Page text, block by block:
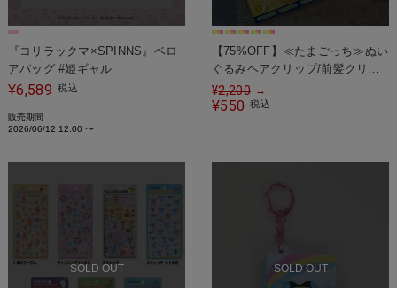
『コリラックマ×SPINNS』ベロ
アバッグ #姫ギャル
¥6,589 税込
販売期間
2026/06/12 12:00 〜
【75%OFF】≪たまごっち≫ぬい
ぐるみヘアクリップ/前髪クリッ
プ/2個セット
¥2,200 →
¥550 税込
SOLD OUT SOLD OUT